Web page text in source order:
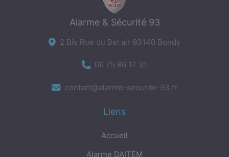
Alarme & Sécurité 93
2 Bis Rue du Bel air 93140 Bondy
06 75 86 17 31
contact@alarme-securite-93.fr
Liens
Accueil
Alarme DAITEM